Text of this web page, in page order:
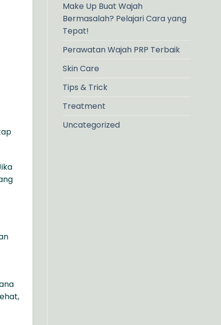
Make Up Buat Wajah
Bermasalah? Pelajari Cara yang
Tepat!
Perawatan Wajah PRP Terbaik
Skin Care
Tips & Trick
Treatment
Uncategorized